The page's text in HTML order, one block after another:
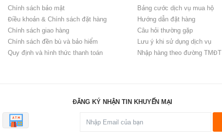
Chính sách bảo mật
Điều khoản & Chính sách đặt hàng
Chính sách giao hàng
Chính sách đền bù và bảo hiểm
Quy định và hình thức thanh toán
Bảng cước dịch vụ mua hộ
Hướng dẫn đặt hàng
Câu hỏi thường gặp
Lưu ý khi sử dụng dịch vụ
Nhập hàng theo đường TMĐT
ĐĂNG KÝ NHẬN TIN KHUYẾN MẠI